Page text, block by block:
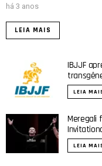
há 3 anos
LEIA MAIS
IBJJF
LEIA
Meregali
LEIA